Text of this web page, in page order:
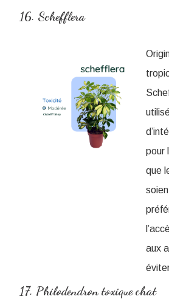
16. Schefflera
pour
que
aux
17. Philodendron toxique chat